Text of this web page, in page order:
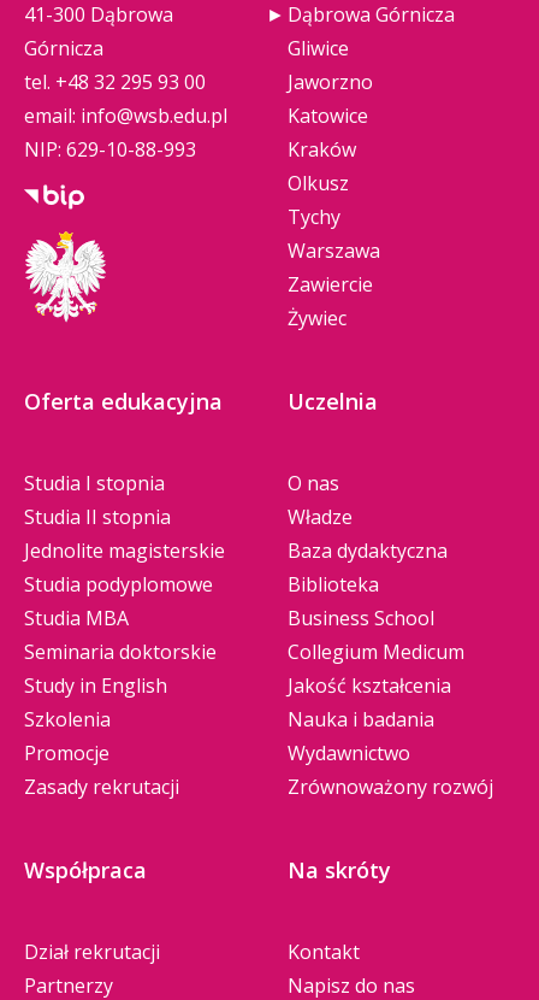
41-300 Dąbrowa
Górnicza
tel. +48 32 295 93 00
email: info@wsb.edu.pl
NIP: 629-10-88-993
Dąbrowa Górnicza
Gliwice
Jaworzno
Katowice
Kraków
Olkusz
Tychy
Warszawa
Zawiercie
Żywiec
Oferta edukacyjna
Studia I stopnia
Studia II stopnia
Jednolite magisterskie
Studia podyplomowe
Studia MBA
Seminaria doktorskie
Study in English
Szkolenia
Promocje
Zasady rekrutacji
Uczelnia
O nas
Władze
Baza dydaktyczna
Biblioteka
Business School
Collegium Medicum
Jakość kształcenia
Nauka i badania
Wydawnictwo
Zrównoważony rozwój
Współpraca
Dział rekrutacji
Partnerzy
Na skróty
Kontakt
Napisz do nas